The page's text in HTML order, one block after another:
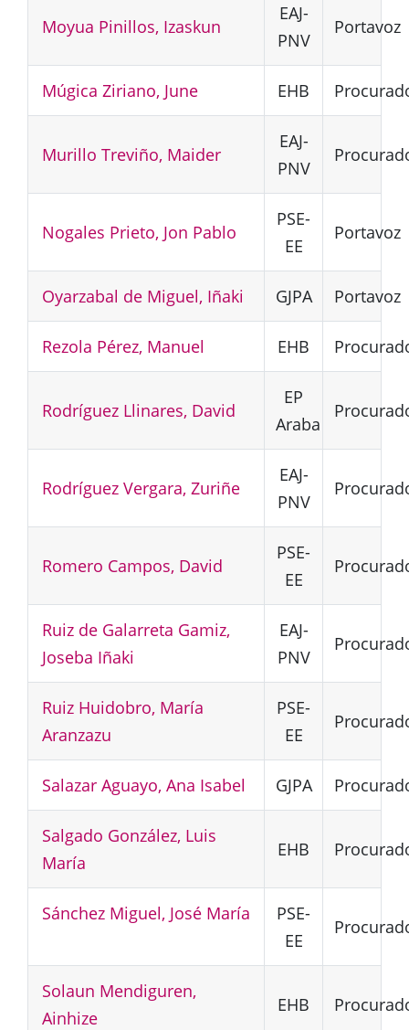
Moyua Pinillos, Izaskun
EAJ-
PNV
Portavoz
Múgica Ziriano, June EHB
Murillo Treviño, Maider
EAJ-
PNV
Nogales Prieto, Jon Pablo
PSE-
EE
Portavoz
Oyarzabal de Miguel, Iñaki GJPA Portavoz
Rezola Pérez, Manuel EHB
Rodríguez Llinares, David
EP
Araba
Rodríguez Vergara, Zuriñe
EAJ-
PNV
Romero Campos, David
PSE-
EE
Ruiz de Galarreta Gamiz,
Joseba Iñaki
EAJ-
PNV
Ruiz Huidobro, María
Aranzazu
PSE-
EE
Salazar Aguayo, Ana Isabel GJPA
Salgado González, Luis
María
EHB
Sánchez Miguel, José María
PSE-
EE
Solaun Mendiguren,
Ainhize
EHB